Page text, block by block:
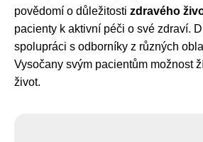
povědomí o důležitosti zdravého
pacienty k aktivní péči o své zdraví.
spolupráci s odborníky z různých
Vysočany svým pacientům možnost
život.